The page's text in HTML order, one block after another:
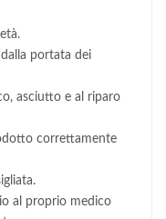
portata dei
asciutto e al riparo
correttamente
al proprio medico